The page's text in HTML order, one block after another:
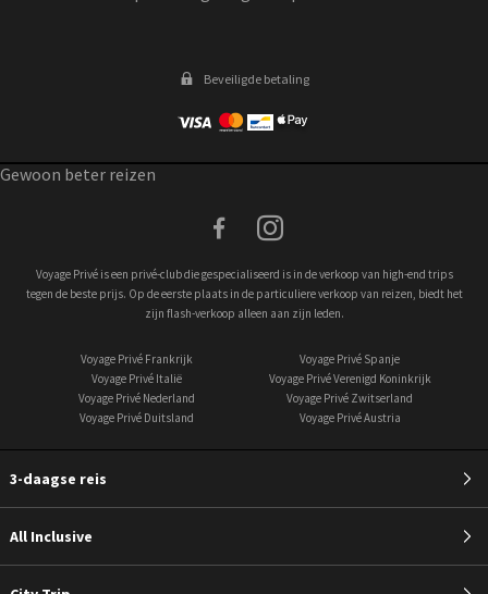
Beveiligde betaling
Gewoon beter reizen
Voyage Privé is een privé-club die gespecialiseerd is in de verkoop van high-end trips
tegen de beste prijs. Op de eerste plaats in de particuliere verkoop van reizen, biedt het
zijn flash-verkoop alleen aan zijn leden.
Voyage Privé Frankrijk
Voyage Privé Spanje
Voyage Privé Italië
Voyage Privé Verenigd Koninkrijk
Voyage Privé Nederland
Voyage Privé Zwitserland
Voyage Privé Duitsland
Voyage Privé Austria
3-daagse reis
All Inclusive